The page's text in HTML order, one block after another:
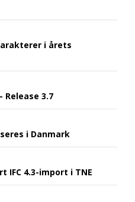
i årets
Release 3.7
i Danmark
IFC 4.3-import i TNE